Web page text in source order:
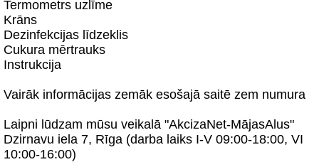
Termometrs uzlīme
Krāns
Dezinfekcijas līdzeklis
Cukura mērtrauks
Instrukcija
Vairāk informācijas zemāk esošajā saitē zem numura
Laipni lūdzam mūsu veikalā "AkcizaNet-MājasAlus"
Dzirnavu iela 7, Rīga (darba laiks I-V 09:00-18:00, VI
10:00-16:00)